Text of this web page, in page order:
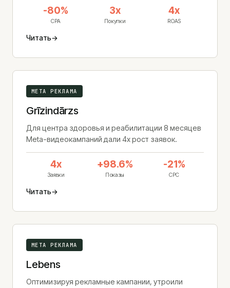
-80%
CPA
3x
Покупки
4x
ROAS
Читать→
META РЕКЛАМА
Grīzindārzs
Для центра здоровья и реабилитации 8 месяцев
Meta-видеокампаний дали 4x рост заявок.
4x
Заявки
+98.6%
Показы
-21%
CPC
Читать→
META РЕКЛАМА
Lebens
Оптимизируя рекламные кампании, утроили